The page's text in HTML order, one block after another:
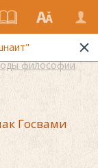
философии
Госвами